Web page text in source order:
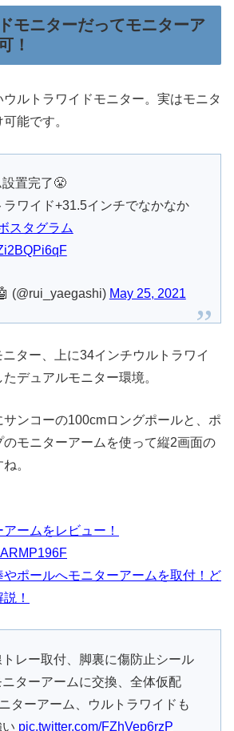
モニターだってモニターア
！
ルトラワイドモニター。実はモニタ
能です。
置完了😤
ワイド+31.5インチでなかなか
スタグラム
(@rui_yaegashi) May 25, 2021
ター、上に34インチウルトラワイ
デュアルモニター環境。
ンコーの100cmロングポールと、ポ
モニターアームを使って縦2画面の
。
ームをレビュー！
やポールへモニターアームを取付！ど
！
レー取付、脚裏に傷防止シール
ターアームに交換、全体仮配
ターアーム、ウルトラワイドも
pic.twitter.com/FZhVep6rzP